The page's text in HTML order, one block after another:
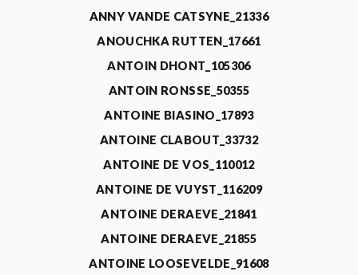
ANNY VANDE CATSYNE_21336
ANOUCHKA RUTTEN_17661
ANTOIN DHONT_105306
ANTOIN RONSSE_50355
ANTOINE BIASINO_17893
ANTOINE CLABOUT_33732
ANTOINE DE VOS_110012
ANTOINE DE VUYST_116209
ANTOINE DERAEVE_21841
ANTOINE DERAEVE_21855
ANTOINE LOOSEVELDE_91608